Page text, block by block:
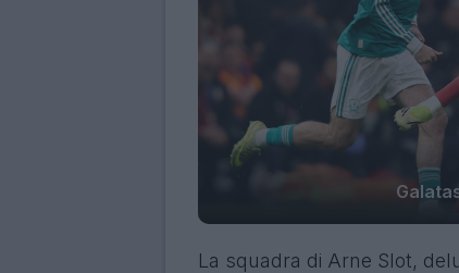
La squadra di Arne Slot,